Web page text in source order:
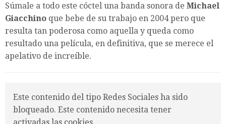
Súmale a todo este cóctel una banda sonora de Michael
Giacchino que bebe de su trabajo en 2004 pero que
resulta tan poderosa como aquella y queda como
resultado una película, en definitiva, que se merece el
apelativo de increíble.
Este contenido del tipo Redes Sociales ha sido
bloqueado. Este contenido necesita tener